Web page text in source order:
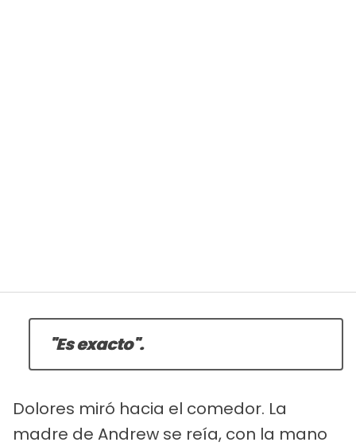
"Es exacto".
Dolores miró hacia el comedor. La
madre de Andrew se reía, con la mano